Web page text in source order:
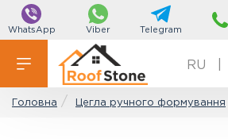
WhatsApp Viber Telegram
RU
Головна Цегла ручного формування